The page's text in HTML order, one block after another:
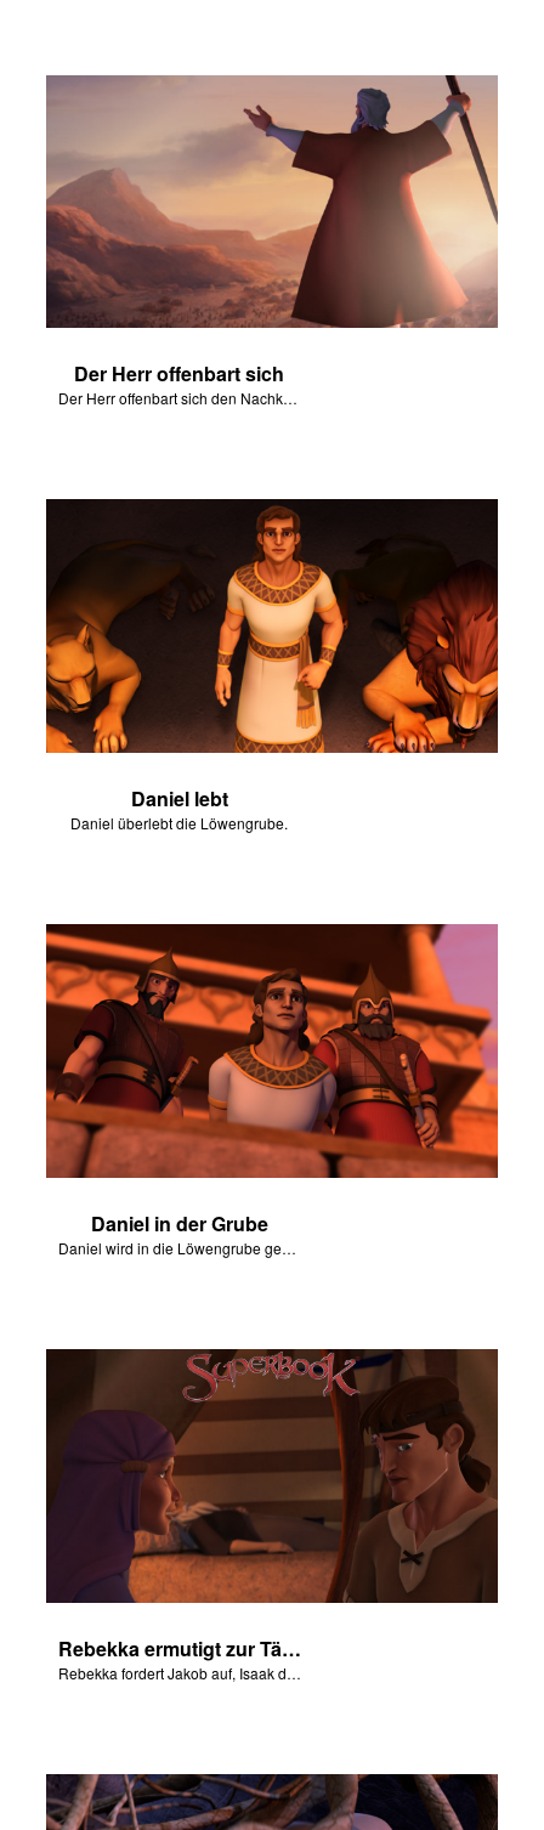
Der Herr offenbart sich
Der Herr offenbart sich den Nachkommen Israels.
Daniel lebt
Daniel überlebt die Löwengrube.
Daniel in der Grube
Daniel wird in die Löwengrube geworfen.
Rebekka ermutigt zur Täuschung
Rebekka fordert Jakob auf, Isaak den Segen Esaus zu stehlen.